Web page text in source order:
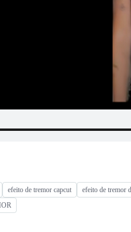
efeito de tremor capcut efeito de tremor